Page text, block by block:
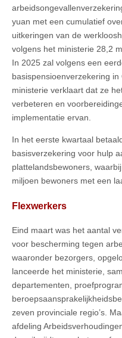
yuan met een cumulatief
uitkeringen van de
volgens het ministerie 28,2
In 2025 zal volgens een
basispensioenverzekering
ministerie verklaart dat ze
verbeteren en
implementatie ervan.
In het eerste kwartaal
basisverzekering voor hulp
plattelandsbewoners,
miljoen bewoners met een
Flexwerkers
Eind maart was het aantal
voor bescherming tegen
waaronder bezorgers,
lanceerde het ministerie,
departementen,
zeven provinciale regio’s.
afdeling